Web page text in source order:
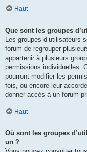
Haut
Que sont les groupes
Les groupes d’utilisateurs
forum de regrouper
appartenir à plusieurs
permissions individuelles.
pourront modifier les
fois, ou encore leur
donner accès à un forum
Haut
Où sont les groupes
un ?